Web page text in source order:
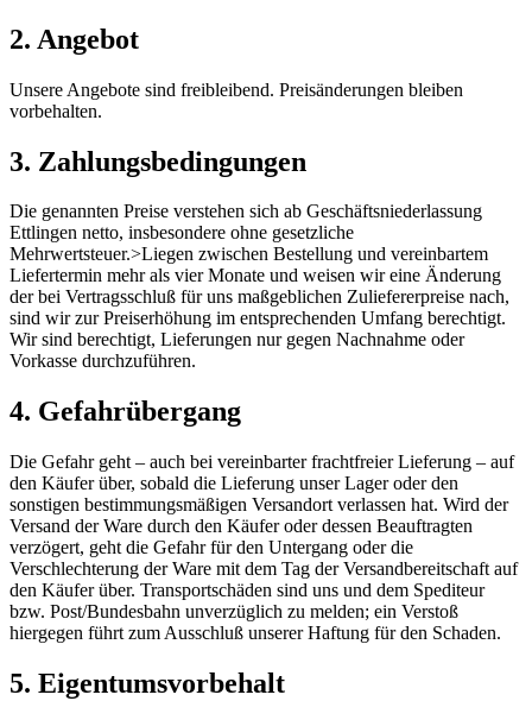
2. Angebot
Unsere Angebote sind freibleibend. Preisänderungen bleiben
vorbehalten.
3. Zahlungsbedingungen
Die genannten Preise verstehen sich ab Geschäftsniederlassung
Ettlingen netto, insbesondere ohne gesetzliche
Mehrwertsteuer.>Liegen zwischen Bestellung und vereinbartem
Liefertermin mehr als vier Monate und weisen wir eine Änderung
der bei Vertragsschluß für uns maßgeblichen Zuliefererpreise nach,
sind wir zur Preiserhöhung im entsprechenden Umfang berechtigt.
Wir sind berechtigt, Lieferungen nur gegen Nachnahme oder
Vorkasse durchzuführen.
4. Gefahrübergang
Die Gefahr geht – auch bei vereinbarter frachtfreier Lieferung – auf
den Käufer über, sobald die Lieferung unser Lager oder den
sonstigen bestimmungsmäßigen Versandort verlassen hat. Wird der
Versand der Ware durch den Käufer oder dessen Beauftragten
verzögert, geht die Gefahr für den Untergang oder die
Verschlechterung der Ware mit dem Tag der Versandbereitschaft auf
den Käufer über. Transportschäden sind uns und dem Spediteur
bzw. Post/Bundesbahn unverzüglich zu melden; ein Verstoß
hiergegen führt zum Ausschluß unserer Haftung für den Schaden.
5. Eigentumsvorbehalt